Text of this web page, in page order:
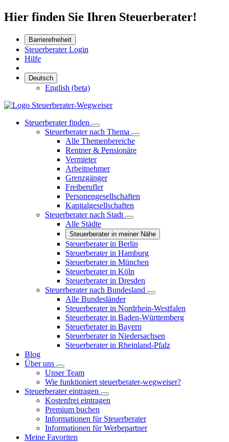
Hier finden Sie Ihren Steuerberater!
Barrierefreiheit
Steuerberater Login
Hilfe
Deutsch
English (beta)
Steuerberater finden
Steuerberater nach Thema
Alle Themenbereiche
Rentner & Pensionäre
Vermieter
Arbeitnehmer
Grenzgänger
Freiberufler
Personengesellschaften
Kapitalgesellschaften
Steuerberater nach Stadt
Alle Städte
Steuerberater in meiner Nähe
Steuerberater in Berlin
Steuerberater in Hamburg
Steuerberater in München
Steuerberater in Köln
Steuerberater in Dresden
Steuerberater nach Bundesland
Alle Bundesländer
Steuerberater in Nordrhein-Westfalen
Steuerberater in Baden-Württemberg
Steuerberater in Bayern
Steuerberater in Niedersachsen
Steuerberater in Rheinland-Pfalz
Blog
Über uns
Unser Team
Wie funktioniert steuerberater-wegweiser?
Steuerberater eintragen
Kostenfrei eintragen
Premium buchen
Informationen für Steuerberater
Informationen für Werbepartner
Meine Favoriten